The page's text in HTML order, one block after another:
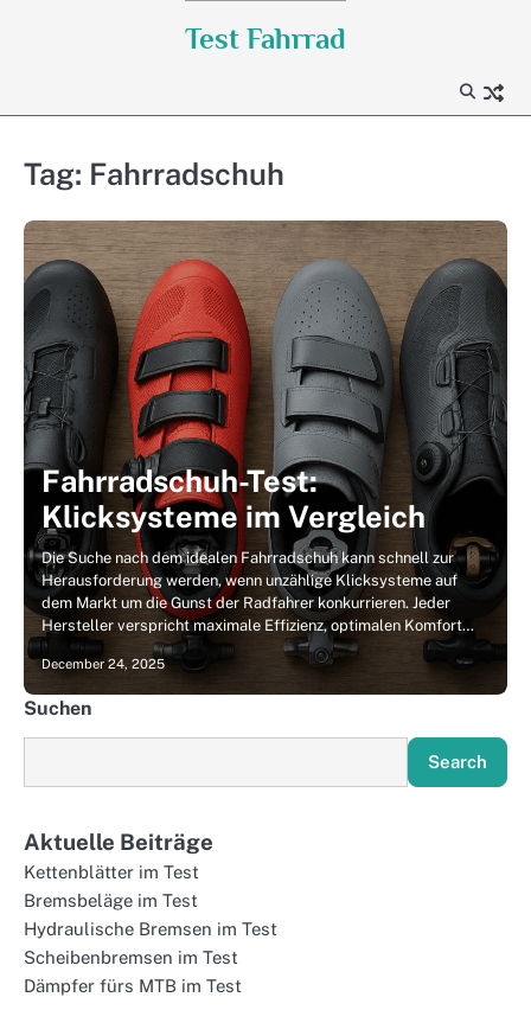
Test Fahrrad
Tag: Fahrradschuh
Fahrradschuh-Test:
Klicksysteme im Vergleich
Die Suche nach dem idealen Fahrradschuh kann schnell zur
Herausforderung werden, wenn unzählige Klicksysteme auf
dem Markt um die Gunst der Radfahrer konkurrieren. Jeder
Hersteller verspricht maximale Effizienz, optimalen Komfort…
December 24, 2025
Suchen
Search
Aktuelle Beiträge
Kettenblätter im Test
Bremsbeläge im Test
Hydraulische Bremsen im Test
Scheibenbremsen im Test
Dämpfer fürs MTB im Test